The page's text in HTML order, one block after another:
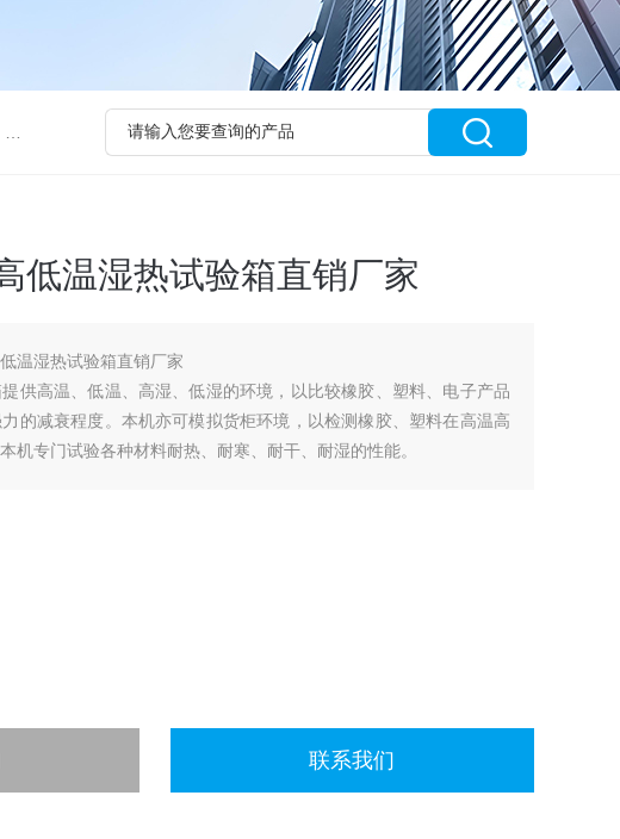
低温湿热试验箱直销厂家
温湿热试验箱直销厂家
供高温、低温、高湿、低湿的环境，以比较橡胶、塑料、电子产品
的减衰程度。本机亦可模拟货柜环境，以检测橡胶、塑料在高温高
机专门试验各种材料耐热、耐寒、耐干、耐湿的性能。
联系我们